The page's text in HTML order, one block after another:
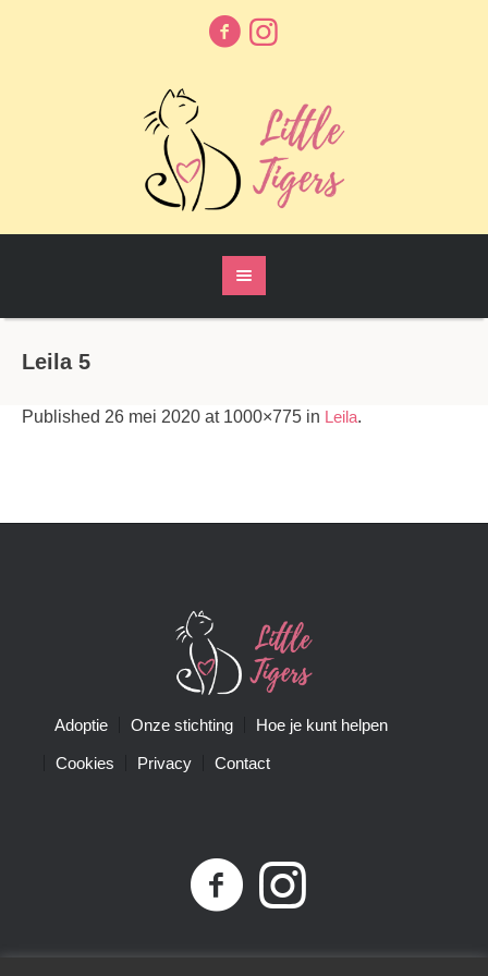
Leila 5
Published 26 mei 2020 at 1000×775 in Leila.
Adoptie Onze stichting Hoe je kunt helpen
Cookies Privacy Contact